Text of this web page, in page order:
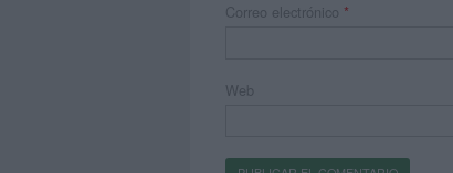
Correo electrónico *
Web